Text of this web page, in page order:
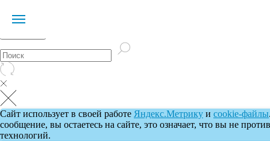
Сайт использует в своей работе Яндекс.Метрику и cookie-файлы
сообщение, вы остаетесь на сайте, это означает, что вы не
технологий.